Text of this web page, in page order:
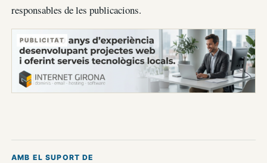
responsables de les publicacions.
PUBLICITAT
AMB EL SUPORT DE